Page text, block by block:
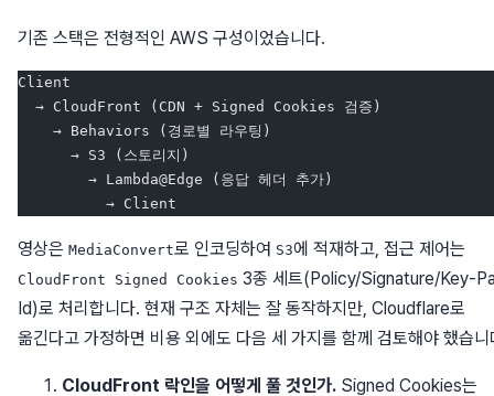
기존 스택은 전형적인 AWS 구성이었습니다.
Client
  → CloudFront (CDN + Signed Cookies 검증)
    → Behaviors (경로별 라우팅)
      → S3 (스토리지)
        → Lambda@Edge (응답 헤더 추가)
          → Client
영상은 MediaConvert로 인코딩하여 S3에 적재하고, 접근 제어는
CloudFront Signed Cookies 3종 세트(Policy/Signature/Key-
Id)로 처리합니다. 현재 구조 자체는 잘 동작하지만, Cloudflare로
옮긴다고 가정하면 비용 외에도 다음 세 가지를 함께 검토해야 했습니
CloudFront 락인을 어떻게 풀 것인가. Signed Cookies는